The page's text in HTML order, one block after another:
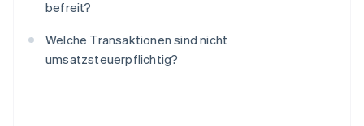
befreit?
Welche Transaktionen sind nicht
umsatzsteuerpflichtig?